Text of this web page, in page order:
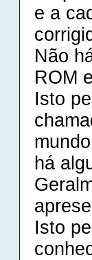
e a
Não
ROM
Isto
há
Isto